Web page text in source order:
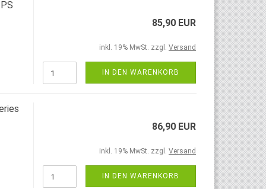
85,90 EUR
inkl. 19% MwSt. zzgl. Versand
IN DEN WARENKORB
86,90 EUR
inkl. 19% MwSt. zzgl. Versand
IN DEN WARENKORB